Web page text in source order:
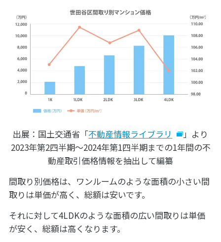
出展：国土交通省「不動産情報ライブラリ
」より
2023年第2四半期～2024年第1四半期までの1年間の不
動産取引価格情報を抽出して編纂
間取り別価格は、ワンルームのような面積の小さい間
取りは単価が高く、総額は安いです。
それに対して4LDKのような面積の広い間取りは単価
が安く、総額は高くなります。